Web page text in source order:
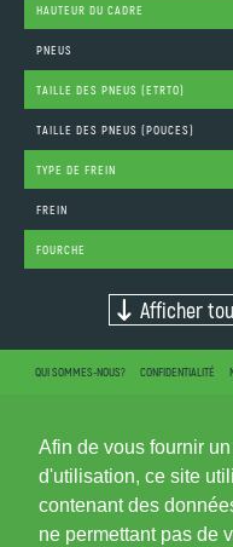
Afin de vous fournir
d'utilisation, ce site
contenant des
ne permettant pas de
HAUTEUR DU CADRE
PNEUS
TAILLE DES PNEUS (ETRTO)
TAILLE DES PNEUS (POUCES)
TYPE DE FREIN
FREIN
FOURCHE
Afficher
QUI SOMMES-NOUS? CONFIDENTIALITÉ